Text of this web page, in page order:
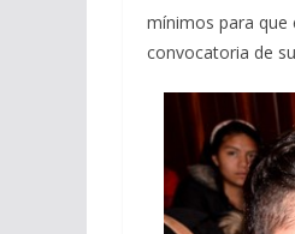
mínimos para que
convocatoria de